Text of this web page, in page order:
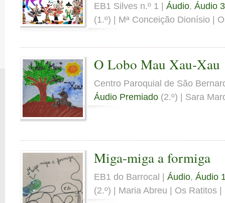
EB1 Silves n.º 1 |Áudio,Áudio
(1.º) | Mª Conceição Dionísio |
O Lobo Mau Xau-Xau
Centro Paroquial de São
Áudio Premiado (2.º) | Sara
Miga-miga a formiga
EB1 do Barrocal |Áudio,Áudio
(2.º) | Maria Abreu | Os Ratitos |